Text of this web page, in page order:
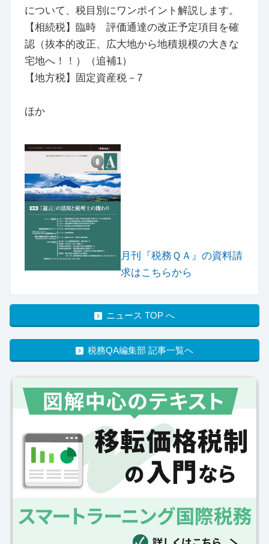
について、税目別にワンポイント解説します。
【相続税】臨時 評価通達の改正予定項目を確
認（抜本的改正、広大地から地積規模の大きな
宅地へ！！）（追補1）
【地方税】固定資産税－7
ほか
月刊『税務ＱＡ』の資料請
求はこちらから
ニュース TOP へ
税務QA編集部 記事一覧へ